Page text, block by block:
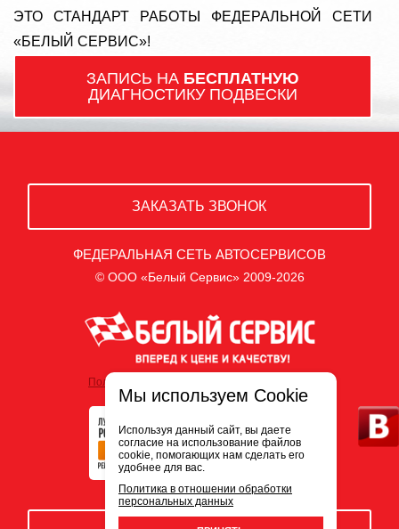
ЭТО СТАНДАРТ РАБОТЫ ФЕДЕРАЛЬНОЙ СЕТИ
«БЕЛЫЙ СЕРВИС»!
ЗАПИСЬ НА БЕСПЛАТНУЮ
ДИАГНОСТИКУ ПОДВЕСКИ
ЗАКАЗАТЬ ЗВОНОК
ФЕДЕРАЛЬНАЯ СЕТЬ АВТОСЕРВИСОВ
© ООО «Белый Сервис» 2009-2026
Политика обработки персональных данных
Мы используем Cookie
Используя данный сайт, вы даете
согласие на использование файлов
cookie, помогающих нам сделать его
удобнее для вас.
Политика в отношении обработки
персональных данных